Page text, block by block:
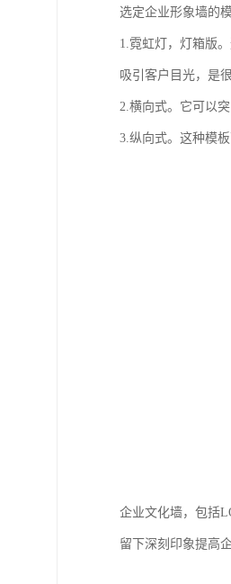
选定企业形象墙的
1.霓虹灯，灯箱版
吸引客户目光，是
2.横向式。它可以
3.纵向式。这种模
企业文化墙，包括
留下深刻印象提高